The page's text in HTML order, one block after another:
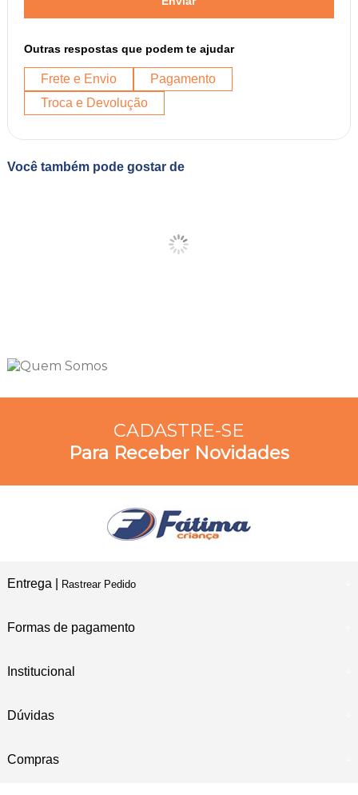
Outras respostas que podem te ajudar
Frete e Envio
Pagamento
Troca e Devolução
Você também pode gostar de
CADASTRE-SE
Para Receber Novidades
Entrega | Rastrear Pedido
Formas de pagamento
Institucional
Dúvidas
Compras